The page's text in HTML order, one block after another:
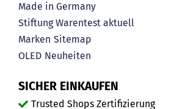
Made in Germany
Stiftung Warentest aktuell
Marken Sitemap
OLED Neuheiten
SICHER EINKAUFEN
Trusted Shops Zertifizierung